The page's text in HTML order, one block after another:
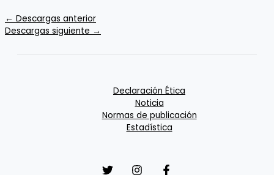
← Descargas anterior
Descargas siguiente →
Declaración Ética
Noticia
Normas de publicación
Estadística